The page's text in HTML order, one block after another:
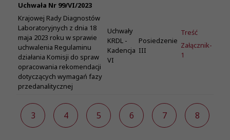
Uchwała Nr 99/VI/2023
Krajowej Rady Diagnostów
Laboratoryjnych z dnia 18
maja 2023 roku w sprawie
uchwalenia Regulaminu
działania Komisji do spraw
opracowania rekomendacji
dotyczących wymagań fazy
przedanalitycznej
Uchwały
KRDL -
Kadencja
VI
Posiedzenie
III
Treść
Załącznik-
1
3 4 5 6 7 8